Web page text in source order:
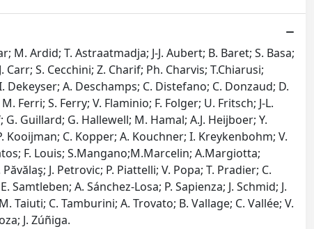
Ardid; T. Astraatmadja; J-J. Aubert; B. Baret; S. Basa;
S. Cecchini; Z. Charif; Ph. Charvis; T.Chiarusi;
Dekeyser; A. Deschamps; C. Distefano; C. Donzaud; D.
Ferri; S. Ferry; V. Flaminio; F. Folger; U. Fritsch; J-L.
Guillard; G. Hallewell; M. Hamal; A.J. Heijboer; Y.
Kooijman; C. Kopper; A. Kouchner; I. Kreykenbohm; V.
F. Louis; S.Mangano;M.Marcelin; A.Margiotta;
J. Petrovic; P. Piattelli; V. Popa; T. Pradier; C.
Samtleben; A. Sánchez-Losa; P. Sapienza; J. Schmid; J.
Taiuti; C. Tamburini; A. Trovato; B. Vallage; C. Vallée; V.
J. Zúñiga.